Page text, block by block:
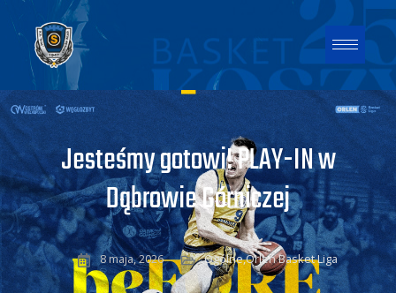
Jesteśmy gotowi! PLAY-IN w
Dąbrowie Górniczej
8 maja, 2026 Ogólne,Orlen Basket Liga